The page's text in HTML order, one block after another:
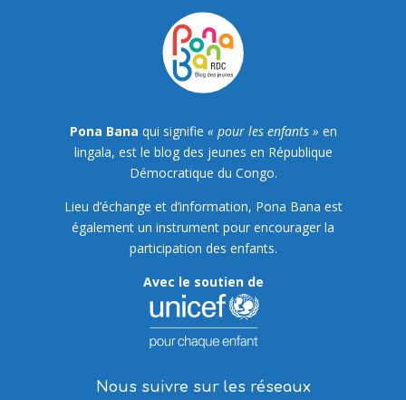
Pona Bana qui signifie « pour les enfants » en
lingala, est le blog des jeunes en République
Démocratique du Congo.
Lieu d’échange et d’information, Pona Bana est
également un instrument pour encourager la
participation des enfants.
Avec le soutien de
Nous suivre sur les réseaux